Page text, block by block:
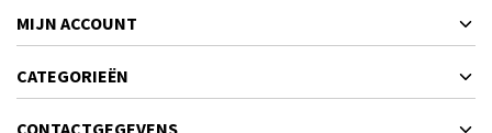
MIJN ACCOUNT
CATEGORIEËN
CONTACTGEGEVENS